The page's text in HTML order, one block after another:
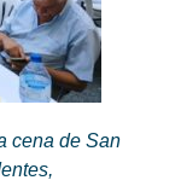
cena de San